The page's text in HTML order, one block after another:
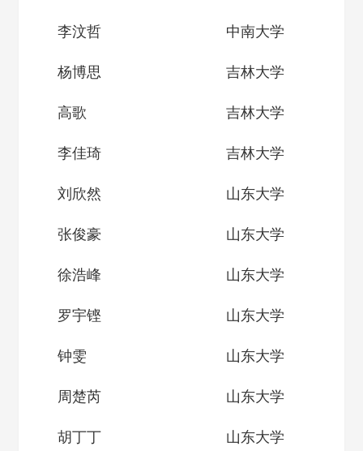
李汶哲 中南大学
杨博思 吉林大学
高歌 吉林大学
李佳琦 吉林大学
刘欣然 山东大学
张俊豪 山东大学
徐浩峰 山东大学
罗宇铿 山东大学
钟雯 山东大学
周楚芮 山东大学
胡丁丁 山东大学